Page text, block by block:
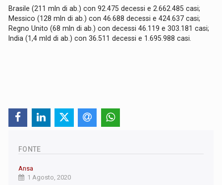
Brasile (211 mln di ab.) con 92.475 decessi e 2.662.485 casi;
Messico (128 mln di ab.) con 46.688 decessi e 424.637 casi;
Regno Unito (68 mln di ab.) con decessi 46.119 e 303.181 casi;
India (1,4 mld di ab.) con 36.511 decessi e 1.695.988 casi.
FONTE
Ansa
1 Agosto, 2020